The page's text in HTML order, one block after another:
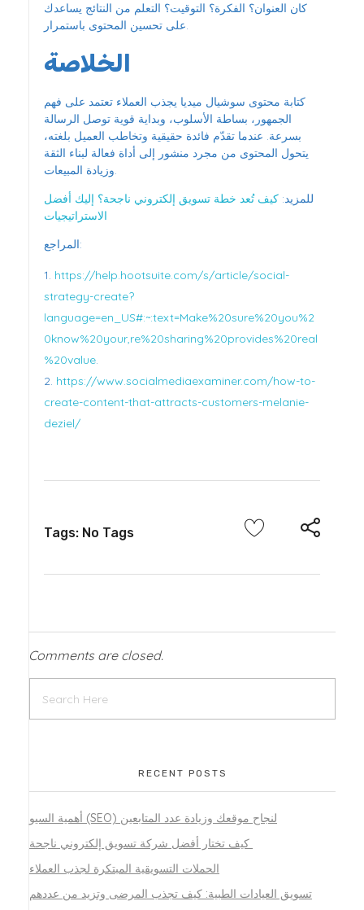
كان العنوان؟ الفكرة؟ التوقيت؟ التعلم من النتائج يساعدك
على تحسين المحتوى باستمرار.
الخلاصة
كتابة محتوى سوشيال ميديا يجذب العملاء تعتمد على فهم
الجمهور، بساطة الأسلوب، وبداية قوية توصل الرسالة
بسرعة. عندما تقدّم فائدة حقيقية وتخاطب العميل بلغته،
يتحول المحتوى من مجرد منشور إلى أداة فعالة لبناء الثقة
للمزيد:كيف تُعد خطة تسويق إلكتروني ناجحة؟ إليك أفضل
الاستراتيجيات
المراجع:
https://help.hootsuite.com/s/article/social-
strategy-create?
language=en_US#:~:text=Make%20sure%20you%2
0know%20your,re%20sharing%20provides%20real
%20value.
https://www.socialmediaexaminer.com/how-to-
create-content-that-attracts-customers-melanie-
deziel/
Tags: No Tags
Comments are closed.
RECENT POSTS
أهمية السيو (SEO) لنجاح موقعك وزيادة عدد المتابعين
الحملات التسويقية المبتكرة لجذب العملاء
تسويق العيادات الطبية: كيف تجذب المرضى وتزيد من عددهم